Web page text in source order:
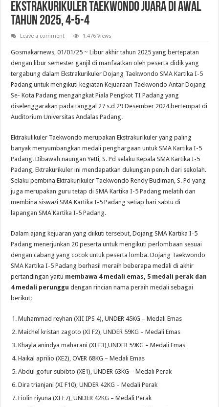
Ekstrakurikuler Taekwondo Juara di Awal
Tahun 2025, 4-5-4
Leave a comment 1,476 Views
Gosmakarnews, 01/01/25 ~ Libur akhir tahun 2025 yang bertepatan
dengan libur semester ganjil di manfaatkan oleh peserta didik yang
tergabung dalam Ekstrakurikuler Dojang Taekwondo SMA Kartika I-5
Padang untuk mengikuti kegiatan Kejuaraan Taekwondo Antar Dojang
Se- Kota Padang mengangkat Piala Pengkot TI Padang yang
diselenggarakan pada tanggal 27 s.d 29 Desember 2024 bertempat di
Auditorium Universitas Andalas Padang.
Ektrakulikuler Taekwondo merupakan Ekstrakurikuler yang paling
banyak menyumbangkan medali penghargaan untuk SMA Kartika I-5
Padang. Dibawah naungan Yetti, S. Pd selaku Kepala SMA Kartika I-5
Padang, Ektrakurikuler ini mendapatkan dukungan penuh dari sekolah.
Selaku pembina Ektrakurikuler Taekwondo Rendy Budiman, S. Pd yang
juga merupakan guru tetap di SMA Kartika I-5 Padang melatih dan
membina siswa/i SMA Kartika I-5 Padang setiap hari sabtu di
lapangan SMA Kartika I-5 Padang.
Dalam ajang kejuaran yang diikuti tersebut, Dojang SMA Kartika I-5
Padang menerjunkan 20 peserta untuk mengikuti perlombaan sesuai
dengan cabang yang cocok untuk peserta lomba. Dojang Taekwondo
SMA Kartika I-5 Padang berhasil meraih beberapa medali di akhir
pertandingan yaitu membawa 4 medali emas, 5 medali perak dan
4 medali perunggudengan rincian nama peraih medali sebagai
berikut:
Muhammad reyhan (XII IPS 4), UNDER 45KG – Medali Emas
Maichel kristan zagoto (XI F2), UNDER 59KG – Medali Emas
Khayla anindya maharani (XI F3),UNDER 59KG – Medali Emas
Haikal aprilio (XE2), OVER 68KG – Medali Emas
Abdul gofur subibto (XE1), UNDER 63KG – Medali Perak
Dira trianjani (XI F10), UNDER 42KG – Medali Perak
Fiolin riyuna (XI F7), UNDER 42KG – Medali Perak